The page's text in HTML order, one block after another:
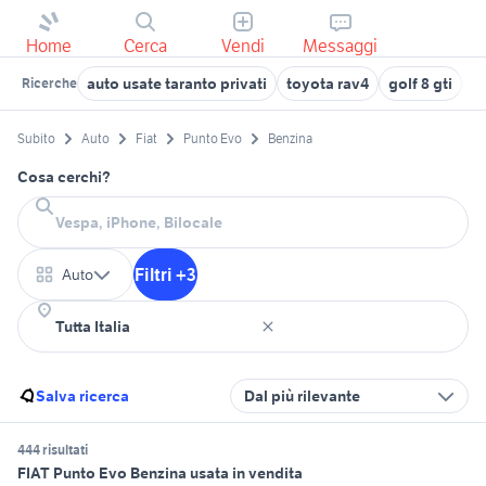
Home Cerca Vendi Messaggi
Ricerche auto usate taranto privati toyota rav4 golf 8 gti
Subito Auto Fiat Punto Evo Benzina
Cosa cerchi?
Auto Filtri +3
Salva ricerca Dal più rilevante
444 risultati
FIAT Punto Evo Benzina usata in vendita